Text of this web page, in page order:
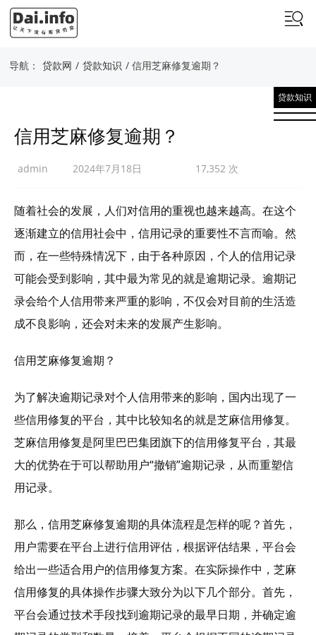
导航： 贷款网 / 贷款知识 / 信用芝麻修复逾期？
贷款知识
信用芝麻修复逾期？
admin 2024年7月18日 17,352 次
随着社会的发展，人们对信用的重视也越来越高。在这个
逐渐建立的信用社会中，信用记录的重要性不言而喻。然
而，在一些特殊情况下，由于各种原因，个人的信用记录
可能会受到影响，其中最为常见的就是逾期记录。逾期记
录会给个人信用带来严重的影响，不仅会对目前的生活造
成不良影响，还会对未来的发展产生影响。
信用芝麻修复逾期？
为了解决逾期记录对个人信用带来的影响，国内出现了一
些信用修复的平台，其中比较知名的就是芝麻信用修复。
芝麻信用修复是阿里巴巴集团旗下的信用修复平台，其最
大的优势在于可以帮助用户“撤销”逾期记录，从而重塑信
用记录。
那么，信用芝麻修复逾期的具体流程是怎样的呢？首先，
用户需要在平台上进行信用评估，根据评估结果，平台会
给出一些适合用户的信用修复方案。在实际操作中，芝麻
信用修复的具体操作步骤大致分为以下几个部分。首先，
平台会通过技术手段找到逾期记录的最早日期，并确定逾